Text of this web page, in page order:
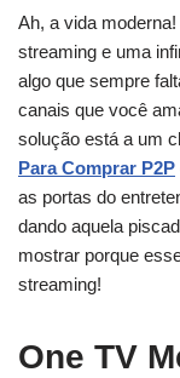
Ah, a vida
streaming e uma
algo que sempre
canais que você
solução está a um
Para Comprar P2P
as portas do
dando aquela
mostrar porque
streaming!
One TV